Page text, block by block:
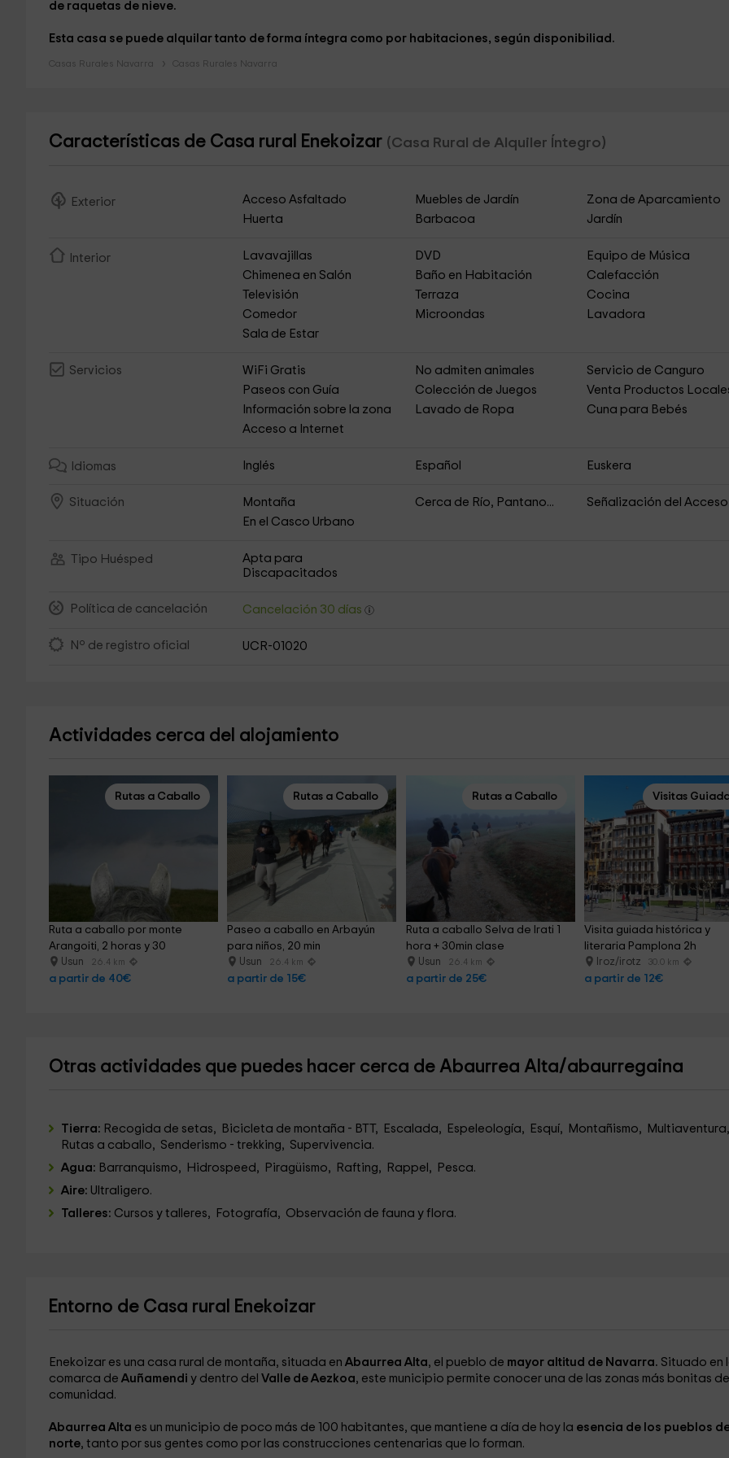
de raquetas de nieve.
Esta casa se puede alquilar tanto de forma íntegra como por habitaciones, según disponibiliad.
Casas Rurales Navarra Casas Rurales Navarra
Características de Casa rural Enekoizar (Casa Rural de Alquiler Íntegro)
Exterior Acceso Asfaltado Muebles de Jardín
Zona de Aparcamiento
Huerta
Barbacoa Jardín
Interior Lavavajillas DVD
Equipo de Música
Chimenea en Salón
Baño en Habitación
Calefacción
Televisión
Terraza
Cocina
Comedor
Microondas
Lavadora
Sala de Estar
Servicios WiFi Gratis No admiten animales
Servicio de Canguro
Paseos con Guía
Colección de Juegos
Venta Productos
Información sobre la zona
Lavado de Ropa
Cuna para Bebés
Acceso a Internet
Idiomas Inglés Español Euskera
Situación Montaña Cerca de Río, Pantano...
Señalización del Acceso
En el Casco Urbano
Tipo Huésped
Apta para
Discapacitados
Política de cancelación Cancelación 30 días
Nº de registro oficial UCR-01020
Actividades cerca del alojamiento
Rutas a Caballo
Ruta a caballo por monte
Arangoiti, 2 horas y 30
Usun 26.4 km
a partir de 40€
Rutas a Caballo
Paseo a caballo en Arbayún
para niños, 20 min
Usun 26.4 km
a partir de 15€
Rutas a Caballo
Ruta a caballo Selva de Irati 1
hora + 30min clase
Usun 26.4 km
a partir de 25€
Visitas
Visita guiada histórica y
literaria Pamplona 2h
Iroz/irotz 30.0 km
a partir de 12€
Otras actividades que puedes hacer cerca de Abaurrea Alta/abaurregaina
Tierra: Recogida de setas, Bicicleta de montaña - BTT, Escalada, Espeleología, Esquí, Montañismo,
Rutas a caballo, Senderismo - trekking, Supervivencia.
Agua: Barranquismo, Hidrospeed, Piragüismo, Rafting, Rappel, Pesca.
Aire: Ultraligero.
Talleres: Cursos y talleres, Fotografía, Observación de fauna y flora.
Entorno de Casa rural Enekoizar
Enekoizar es una casa rural de montaña, situada en Abaurrea Alta, el pueblo de mayor altitud de Navarra. Situado en
comarca de Auñamendi y dentro del Valle de Aezkoa, este municipio permite conocer una de las zonas más bonitas
comunidad.
Abaurrea Alta es un municipio de poco más de 100 habitantes, que mantiene a día de hoy la esencia de los pueblos
norte, tanto por sus gentes como por las construcciones centenarias que lo forman.